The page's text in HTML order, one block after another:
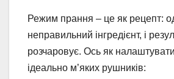
Режим прання – це як рецепт:
неправильний інгредієнт, і
розчаровує. Ось як
ідеально м’яких рушників: